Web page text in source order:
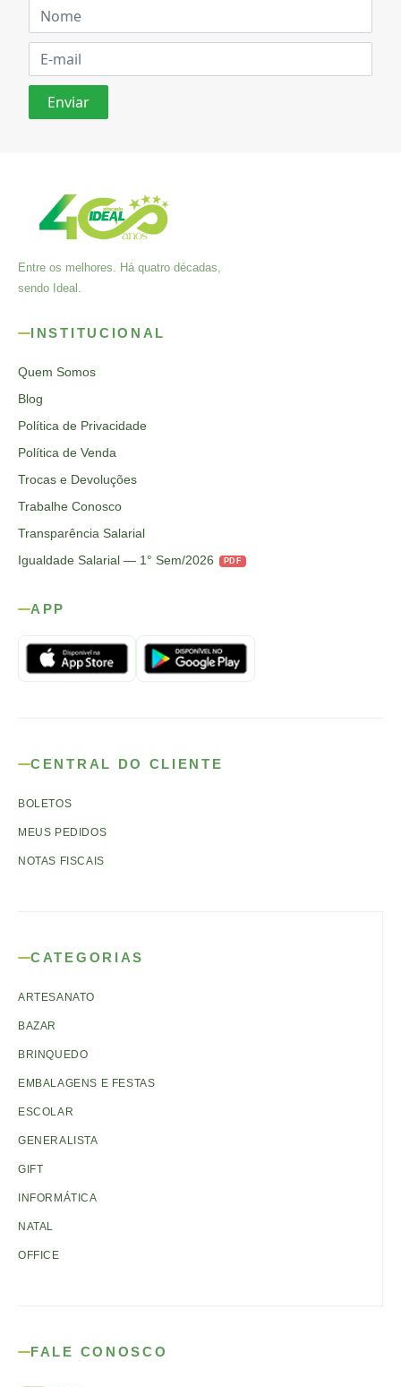
Entre os melhores. Há quatro décadas,
sendo Ideal.
INSTITUCIONAL
Quem Somos
Blog
Política de Privacidade
Política de Venda
Trocas e Devoluções
Trabalhe Conosco
Transparência Salarial
Igualdade Salarial — 1° Sem/2026
PDF
APP
CENTRAL DO CLIENTE
BOLETOS
MEUS PEDIDOS
NOTAS FISCAIS
CATEGORIAS
ARTESANATO
BAZAR
BRINQUEDO
EMBALAGENS E FESTAS
ESCOLAR
GENERALISTA
GIFT
INFORMÁTICA
NATAL
OFFICE
FALE CONOSCO